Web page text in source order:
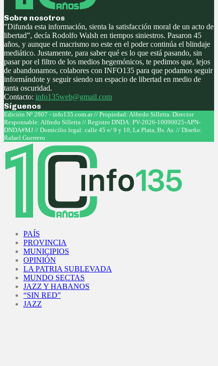
Sobre nosotros
"Difunda esta información, sienta la satisfacción moral de un acto de
libertad”, decía Rodolfo Walsh en tiempos siniestros. Pasaron 45
años, y aunque el macrismo no este en el poder continúa el blindaje
mediático. Justamente, para saber qué es lo que está pasando, sin
pasar por el filtro de los medios hegemónicos, te pedimos que, lejos
de abandonarnos, colabores con INFO135 para que podamos seguir
informándote y seguir siendo un espacio de libertad en medio de
tanta oscuridad.
Contacto: info135web@gmail.com
Síguenos
Facebook
Twitter
Instagram
Youtube
Edición Nº 2807 - info135.com.ar // Propiedad: Alfredo Silletta. Director
Responsable: Alfredo Silletta // Registro DNDA: PV-2026-10090025-APN-
DNDA#MJ // Domicilio legal: calle 45 e/ 9 y 10, La Plata, Bs. As. // Diseño:
Rafael Guerrero
PAÍS
PROVINCIA
MUNICIPIOS
OPINIÓN
LA PATRIA SUBLEVADA
MUNDO SECTAS
JAZZ Y HABANOS
“SIN RED”
JAZZ